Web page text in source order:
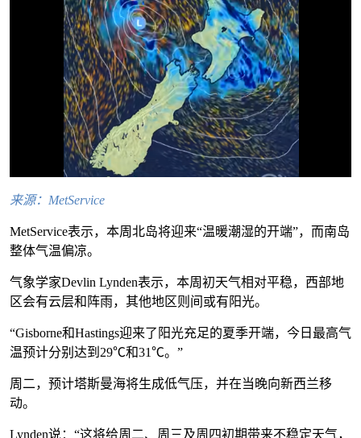
来源： MetService
MetService表示，本周北岛将迎来“温暖潮湿的开端”，而南岛
整体气温偏凉。
气象学家Devlin Lynden表示，本周初天气相对平稳，西部地
区会有云层和阵雨，其他地区则间或有阳光。
“Gisborne和Hastings迎来了阳光充足的夏季开端，今日最高气
温预计分别达到29℃和31℃。”
周二，预计塔斯曼海将生成低气压，并在当晚向新西兰移
动。
Lynden说：“这将给周二、周三及周四初期带来不稳定天气，